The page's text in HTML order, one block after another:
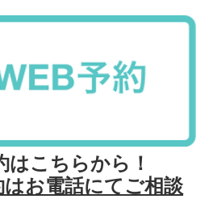
はこちらから！
お電話にてご相談